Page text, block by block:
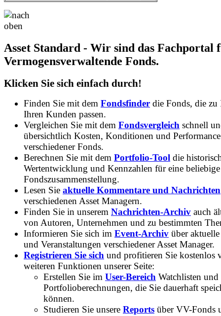
Asset Standard - Wir sind das Fachportal
Vermogensverwaltende Fonds.
Klicken Sie sich einfach durch!
Finden Sie mit dem Fondsfinder die Fonds, die zu
Ihren Kunden passen.
Vergleichen Sie mit dem Fondsvergleich schnell
übersichtlich Kosten, Konditionen und Performance
verschiedener Fonds.
Berechnen Sie mit dem Portfolio-Tool die
Wertentwicklung und Kennzahlen für eine beliebige
Fondszusammenstellung.
Lesen Sie aktuelle Kommentare und Nachrichten
verschiedenen Asset Managern.
Finden Sie in unserem Nachrichten-Archiv auch
von Autoren, Unternehmen und zu bestimmten
Informieren Sie sich im Event-Archiv über
und Veranstaltungen verschiedener Asset Manager.
Registrieren Sie sich und profitieren Sie kostenlos
weiteren Funktionen unserer Seite:
Erstellen Sie im User-Bereich Watchlisten und
Portfolioberechnungen, die Sie dauerhaft
können.
Studieren Sie unsere Reports über VV-Fonds